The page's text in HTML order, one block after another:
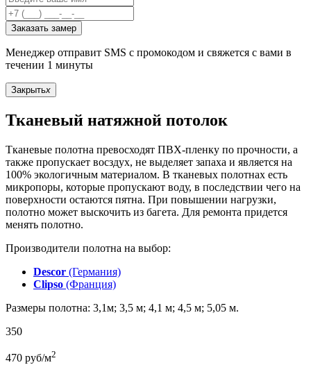
Заказать замер
Менеджер отправит SMS с промокодом и свяжется с вами в
течении 1 минуты
Закрытьx
Тканевый натяжной потолок
Тканевые полотна превосходят ПВХ-пленку по прочности, а
также пропускает восздух, не выделяет запаха и является на
100% экологичным материалом. В тканевых полотнах есть
микропоры, которые пропускают воду, в последствии чего на
поверхности остаются пятна. При повышении нагрузки,
полотно может выскочить из багета. Для ремонта придется
менять полотно.
Производители полотна на выбор:
Descor (Германия)
Clipso (Франция)
Размеры полотна: 3,1м; 3,5 м; 4,1 м; 4,5 м; 5,05 м.
350
470 руб/м2